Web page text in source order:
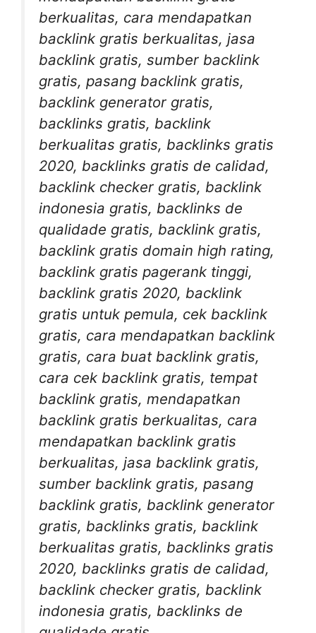
berkualitas, cara mendapatkan
backlink gratis berkualitas, jasa
backlink gratis, sumber backlink
gratis, pasang backlink gratis,
backlink generator gratis,
backlinks gratis, backlink
berkualitas gratis, backlinks gratis
2020, backlinks gratis de calidad,
backlink checker gratis, backlink
indonesia gratis, backlinks de
qualidade gratis, backlink gratis,
backlink gratis domain high rating,
backlink gratis pagerank tinggi,
backlink gratis 2020, backlink
gratis untuk pemula, cek backlink
gratis, cara mendapatkan backlink
gratis, cara buat backlink gratis,
cara cek backlink gratis, tempat
backlink gratis, mendapatkan
backlink gratis berkualitas, cara
mendapatkan backlink gratis
berkualitas, jasa backlink gratis,
sumber backlink gratis, pasang
backlink gratis, backlink generator
gratis, backlinks gratis, backlink
berkualitas gratis, backlinks gratis
2020, backlinks gratis de calidad,
backlink checker gratis, backlink
indonesia gratis, backlinks de